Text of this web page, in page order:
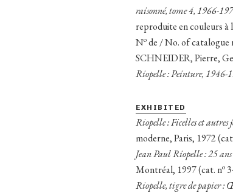
raisonné, tome 4, 1966-
reproduite en couleurs à
Node / No. of catalogue
SCHNEIDER, Pierre,
Riopelle : Peinture, 1946-
EXHIBITED
Riopelle : Ficelles et autres
moderne, Paris, 1972
Jean Paul Riopelle :25
Montréal, 1997 (cat. no
Riopelle, tigre de papier :